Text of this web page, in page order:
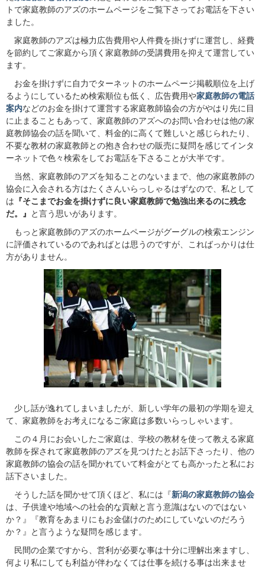
トで家庭教師のアズのホームページをご覧下さってお電話を下さい
ました。
家庭教師のアズは極力広告費用や人件費を掛けずに運営し、経費
を節約してご家庭から頂く家庭教師の受講費用を抑えて運営してい
ます。
お金を掛けずに自力でターネットのホームページ掲載順位を上げ
るようにしているため検索順位も低く、広告費用や家庭教師の電話
案内などのお金を掛けて運営する家庭教師協会の方がやはり先に目
に止まることもあって、家庭教師のアズへのお問い合わせは他の家
庭教師協会の話を聞いて、料金的に高くて難しいと感じられたり、
不要な教材の家庭教師との抱き合わせの販売に疑問を感じてインタ
ーネットで色々検索をしてお電話を下さることが大半です。
当然、家庭教師のアズを知ることのないままで、他の家庭教師の
協会に入会される方はたくさんいらっしゃるはずなので、私として
は 『そこまでお金を掛けずに良い家庭教師で勉強出来るのに残念
だ。』
と言う思いがあります。
もっと家庭教師のアズのホームページがグーグルの検索エンジン
に評価されているのであればとは思うのですが、こればっかりは仕
方がありません。
少し話が逸れてしまいましたが、新しい学年の最初の学期を迎え
て、家庭教師をお考えになるご家庭は多数いらっしゃいます。
この４月にお会いしたご家庭は、学校の教材を使って教える家庭
教師を探されて家庭教師のアズを見つけたとお話下さったり、他の
家庭教師の協会の話を聞かれていて料金がとても高かったと私にお
話下さいました。
そうした話を聞かせて頂くほど、私には『新潟の家庭教師の協会
は、子供達や地域への社会的な貢献と言う意識はないのではない
か？』『教育をあまりにもお金儲けのためにしていないのだろう
か？』と言うような疑問を感じます。
民間の企業ですから、営利が必要な事は十分に理解出来ますし、
何より私にしても利益が伴わなくては仕事を続ける事は出来ませ